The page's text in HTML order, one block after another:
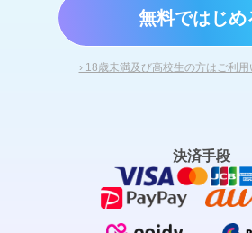
無料ではじめ
› 18歳未満及び高校生の方はご利
決済手段